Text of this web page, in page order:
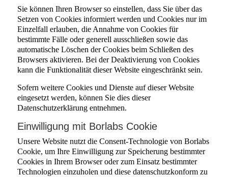
Sie können Ihren Browser so einstellen, dass Sie über das
Setzen von Cookies informiert werden und Cookies nur im
Einzelfall erlauben, die Annahme von Cookies für
bestimmte Fälle oder generell ausschließen sowie das
automatische Löschen der Cookies beim Schließen des
Browsers aktivieren. Bei der Deaktivierung von Cookies
kann die Funktionalität dieser Website eingeschränkt sein.
Sofern weitere Cookies und Dienste auf dieser Website
eingesetzt werden, können Sie dies dieser
Datenschutzerklärung entnehmen.
Einwilligung mit Borlabs Cookie
Unsere Website nutzt die Consent-Technologie von Borlabs
Cookie, um Ihre Einwilligung zur Speicherung bestimmter
Cookies in Ihrem Browser oder zum Einsatz bestimmter
Technologien einzuholen und diese datenschutzkonform zu